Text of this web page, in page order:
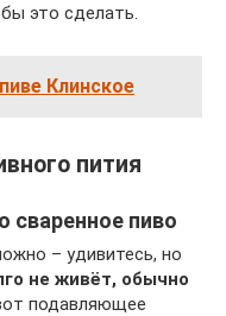
это сделать.
Клинское
пития
сваренное пиво
– удивитесь, но
не живёт, обычно
подавляющее